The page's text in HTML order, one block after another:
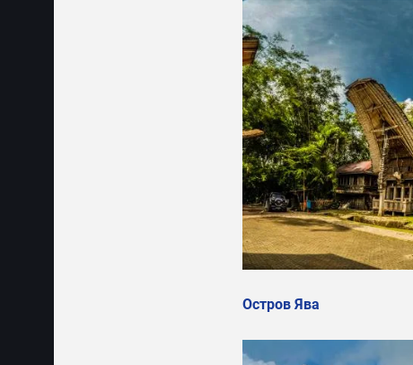
Остров Ява